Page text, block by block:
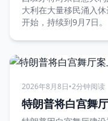
大利在大量移民涌入
开始，持续到9月7日。
2026年8月8日•2分钟阅读
特朗普将白宫舞